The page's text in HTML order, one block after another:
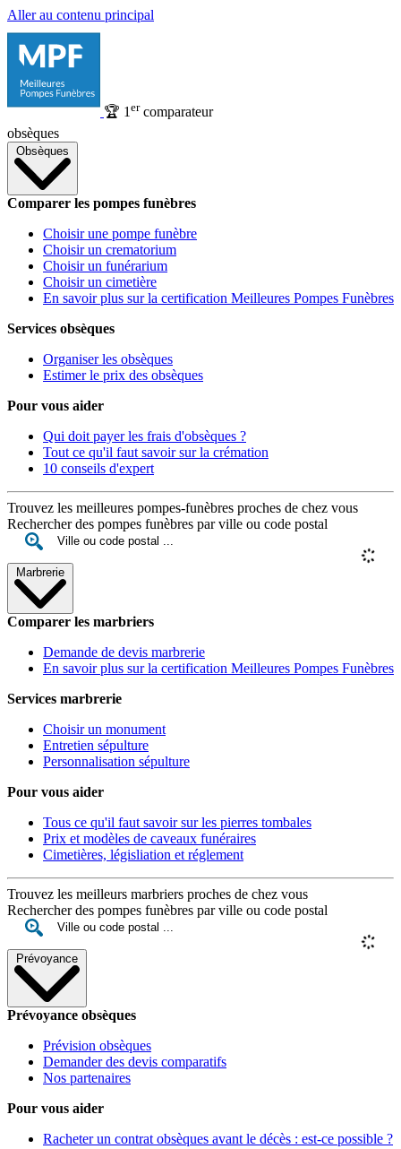
Aller au contenu principal
🏆 1 ercomparateur
obsèques
Obsèques
Comparer les pompes funèbres
Choisir une pompe funèbre
Choisir un crematorium
Choisir un funérarium
Choisir un cimetière
En savoir plus sur la certification Meilleures Pompes Funèbres
Services obsèques
Organiser les obsèques
Estimer le prix des obsèques
Pour vous aider
Qui doit payer les frais d'obsèques ?
Tout ce qu'il faut savoir sur la crémation
10 conseils d'expert
Trouvez les meilleures pompes-funèbres proches de chez vous
Rechercher des pompes funèbres par ville ou code postal
Marbrerie
Comparer les marbriers
Demande de devis marbrerie
En savoir plus sur la certification Meilleures Pompes Funèbres
Services marbrerie
Choisir un monument
Entretien sépulture
Personnalisation sépulture
Pour vous aider
Tous ce qu'il faut savoir sur les pierres tombales
Prix et modèles de caveaux funéraires
Cimetières, législiation et réglement
Trouvez les meilleurs marbriers proches de chez vous
Rechercher des pompes funèbres par ville ou code postal
Prévoyance
Prévoyance obsèques
Prévision obsèques
Demander des devis comparatifs
Nos partenaires
Pour vous aider
Racheter un contrat obsèques avant le décès : est-ce possible ?